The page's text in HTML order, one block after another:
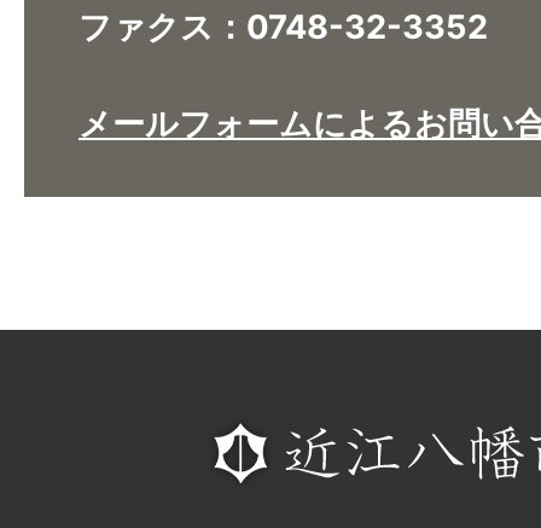
ファクス：0748-32-3352
メールフォームによるお問い